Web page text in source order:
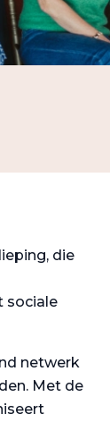
die
sociale
netwerk
Met de